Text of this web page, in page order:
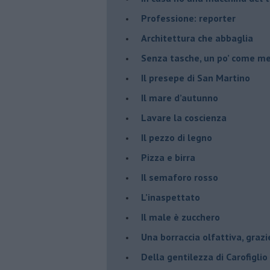
Professione: reporter
Architettura che abbaglia
​Senza tasche, un po’ come
​Il presepe di San Martino
​Il mare d’autunno
​Lavare la coscienza
​Il pezzo di legno
​Pizza e birra
​Il semaforo rosso
​L’inaspettato
​Il male è zucchero
​Una borraccia olfattiva,
​Della gentilezza di Carofiglio